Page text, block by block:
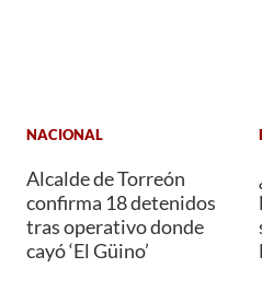
NACIONAL
Alcalde de Torreón
confirma 18 detenidos
tras operativo donde
cayó ‘El Güino’